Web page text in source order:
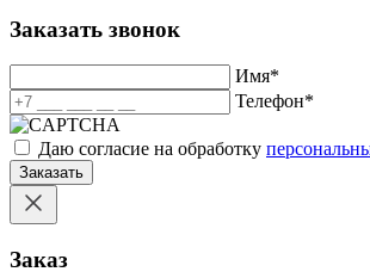
Заказать звонок
Имя*
Телефон*
Даю согласие на обработку
Заказать
Заказ